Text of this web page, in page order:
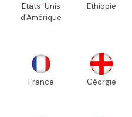
Etats-Unis
d'Amérique
Ethiopie
France Géorgie